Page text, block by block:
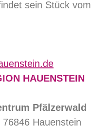
sein Stück vom
HAUENSTEIN
Pfälzerwald
Hauenstein